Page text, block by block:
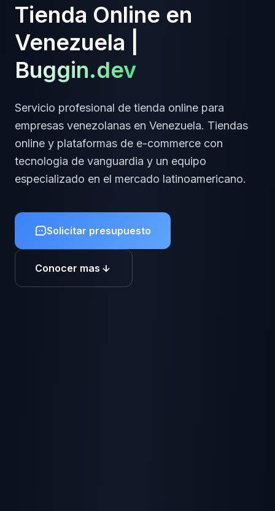
Tienda Online en
Venezuela
Buggin.dev
Servicio profesional de tienda online para
empresas venezolanas en Venezuela. Tiendas
online y plataformas de e-commerce con
tecnologia de vanguardia y un equipo
especializado en el mercado latinoamericano.
Solicitar presupuesto
Conocer mas